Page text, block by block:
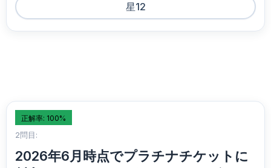
星12
正解率: 100%
2問目:
2026年6月時点でプラチナチケットに